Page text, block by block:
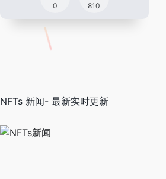
0 810
NFTs 新闻- 最新实时更新